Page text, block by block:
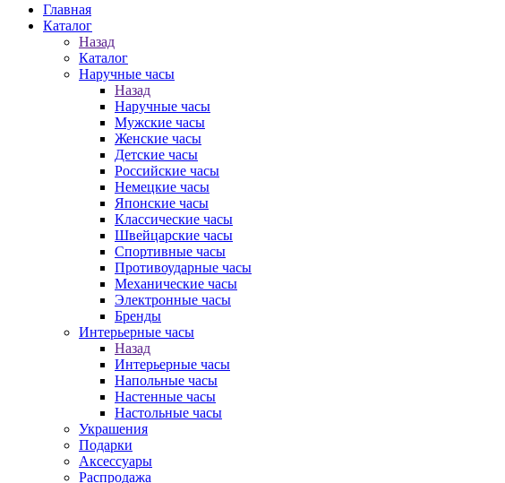
Главная
Каталог
Назад
Каталог
Наручные часы
Назад
Наручные часы
Мужские часы
Женские часы
Детские часы
Российские часы
Немецкие часы
Японские часы
Классические часы
Швейцарские часы
Спортивные часы
Противоударные часы
Механические часы
Электронные часы
Бренды
Интерьерные часы
Назад
Интерьерные часы
Напольные часы
Настенные часы
Настольные часы
Украшения
Подарки
Аксессуары
Распродажа